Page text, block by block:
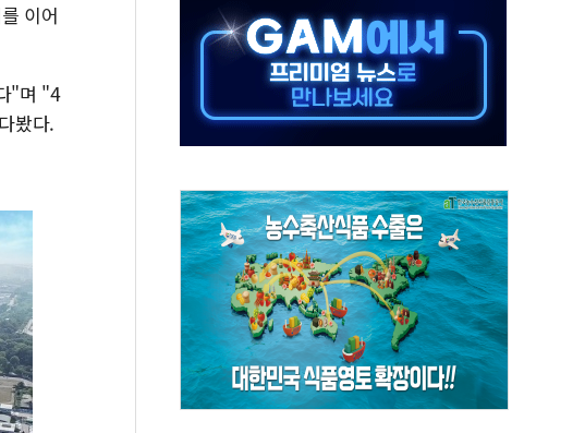
치 경신…한낮 총수요 104.3GW 기록
동시 공격… 위기 고조되는 또 다른 중동 화약고
식으로 여름나기 [뉴스핌 줌인]
이어
"며 "4
봤다.